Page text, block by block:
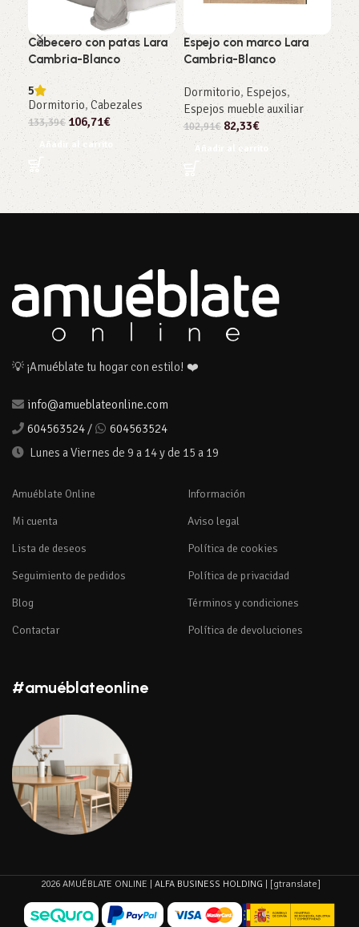
Cabecero con patas Lara
Cambria-Blanco
5
Dormitorio, Cabezales
133,39€106,71€
Añadir al carrito
Espejo con marco Lara
Cambria-Blanco
Dormitorio, Espejos,
Espejos mueble auxiliar
102,91€ 82,33€
Añadir al carrito
💡 ¡Amuéblate tu hogar con estilo! ❤️
info@amueblateonline.com
604563524 /
604563524
Lunes a Viernes de 9 a 14 y de 15 a 19
Amuéblate Online
Mi cuenta
Lista de deseos
Seguimiento de pedidos
Blog
Contactar
Información
Aviso legal
Política de cookies
Política de privacidad
Términos y condiciones
Política de devoluciones
#amuéblateonline
2026 AMUÉBLATE ONLINE | ALFA BUSINESS HOLDING | [gtranslate]